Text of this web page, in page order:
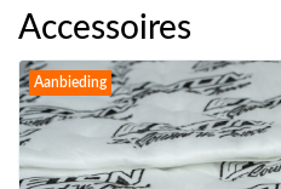
Accessoires
Aanbieding